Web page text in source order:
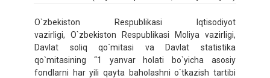
O`zbekiston Respublikasi Iqtisodiyot
vazirligi, O`zbekiston Respublikasi Moliya vazirligi,
Davlat soliq qo`mitasi va Davlat statistika
qo`mitasining “1 yanvar holati bo`yicha asosiy
fondlarni har yili qayta baholashni o`tkazish tartibi